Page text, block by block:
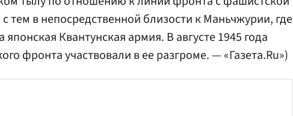
тем в непосредственной близости к Маньчжурии, где
Квантунская армия. В августе 1945 года
фронта участвовали в ее разгроме. — «Газета.Ru»)